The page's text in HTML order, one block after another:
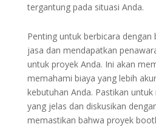
tergantung pada situasi Anda.
Penting untuk berbicara dengan
jasa dan mendapatkan
untuk proyek Anda. Ini akan
memahami biaya yang lebih
kebutuhan Anda. Pastikan
yang jelas dan diskusikan
memastikan bahwa proyek